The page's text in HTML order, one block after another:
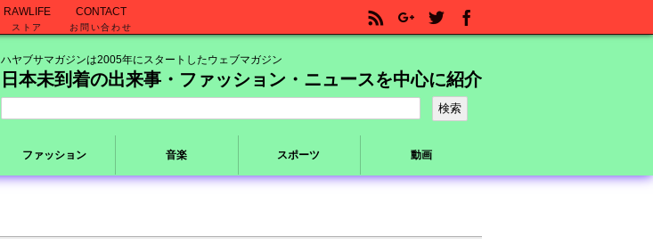
RAWLIFE
ストア
CONTACT
お問い合わせ
ファッション 音楽 スポーツ 動画
ハヤブサマガジンは2005年にスタートしたウェブマガジン
日本未到着の出来事・ファッション・ニュースを中心に紹介